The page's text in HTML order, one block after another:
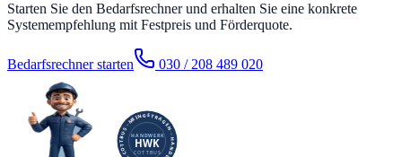
Starten Sie den Bedarfsrechner und erhalten Sie eine konkrete
Systemempfehlung mit Festpreis und Förderquote.
Bedarfsrechner starten 030 / 208 489 020